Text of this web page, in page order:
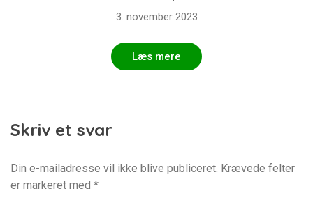
3. november 2023
Læs mere
Skriv et svar
Din e-mailadresse vil ikke blive publiceret. Krævede felter
er markeret med *